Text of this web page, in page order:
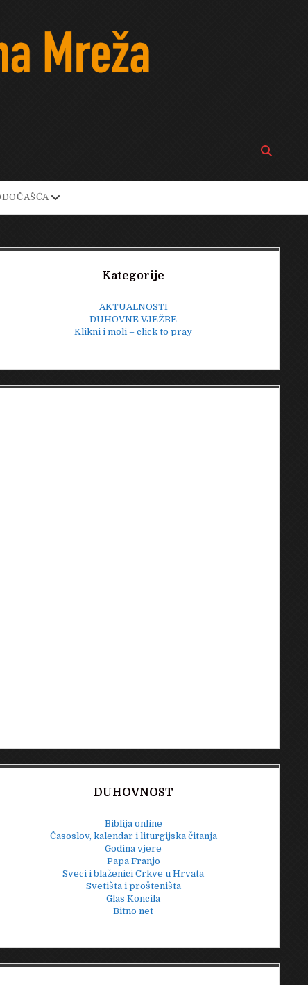
Open
bar
open
menu
Kategorije
AKTUALNOSTI
DUHOVNE VJEŽBE
Klikni i moli – click to pray
DUHOVNOST
Biblija online
Časoslov, kalendar i liturgijska čitanja
Godina vjere
Papa Franjo
Sveci i blaženici Crkve u Hrvata
Svetišta i prošteništa
Glas Koncila
Bitno net